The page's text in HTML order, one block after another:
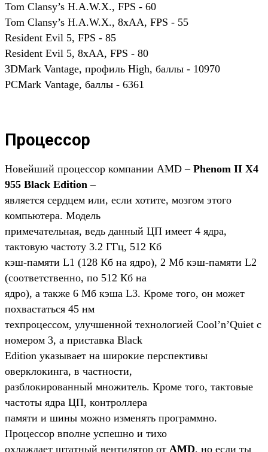
Tom Clansy’s H.A.W.X., FPS - 60
Tom Clansy’s H.A.W.X., 8xAA, FPS - 55
Resident Evil 5, FPS - 85
Resident Evil 5, 8xAA, FPS - 80
3DMark Vantage, профиль High, баллы - 10970
PCMark Vantage, баллы - 6361
Процессор
Новейший процессор компании AMD – Phenom II X4
955 Black Edition –
является сердцем или, если хотите, мозгом этого
компьютера. Модель
примечательная, ведь данный ЦП имеет 4 ядра,
тактовую частоту 3.2 ГГц, 512 Кб
кэш-памяти L1 (128 Кб на ядро), 2 Мб кэш-памяти L2
(соответственно, по 512 Кб на
ядро), а также 6 Мб кэша L3. Кроме того, он может
похвастаться 45 нм
техпроцессом, улучшенной технологией Cool’n’Quiet с
номером 3, а приставка Black
Edition указывает на широкие перспективы
оверклокинга, в частности,
разблокированный множитель. Кроме того, тактовые
частоты ядра ЦП, контроллера
памяти и шины можно изменять программно.
Процессор вполне успешно и тихо
охлаждает штатный вентилятор от AMD, но если ты